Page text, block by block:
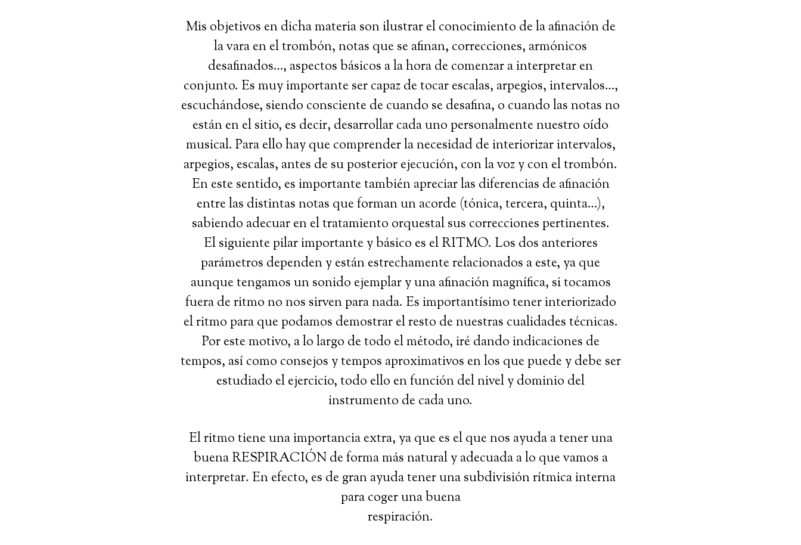
Mis objetivos en dicha materia son ilustrar el conocimiento de la afinación de
la vara en el trombón, notas que se afinan, correcciones, armónicos
desafinados…, aspectos básicos a la hora de comenzar a interpretar en
conjunto. Es muy importante ser capaz de tocar escalas, arpegios, intervalos…,
escuchándose, siendo consciente de cuando se desafina, o cuando las notas no
están en el sitio, es decir, desarrollar cada uno personalmente nuestro oído
musical. Para ello hay que comprender la necesidad de interiorizar intervalos,
arpegios, escalas, antes de su posterior ejecución, con la voz y con el trombón.
En este sentido, es importante también apreciar las diferencias de afinación
entre las distintas notas que forman un acorde (tónica, tercera, quinta…),
sabiendo adecuar en el tratamiento orquestal sus correcciones pertinentes.
El siguiente pilar importante y básico es el RITMO. Los dos anteriores
parámetros dependen y están estrechamente relacionados a este, ya que
aunque tengamos un sonido ejemplar y una afinación magnífica, si tocamos
fuera de ritmo no nos sirven para nada. Es importantísimo tener interiorizado
el ritmo para que podamos demostrar el resto de nuestras cualidades técnicas.
Por este motivo, a lo largo de todo el método, iré dando indicaciones de
tempos, así como consejos y tempos aproximativos en los que puede y debe ser
estudiado el ejercicio, todo ello en función del nivel y dominio del
instrumento de cada uno.
El ritmo tiene una importancia extra, ya que es el que nos ayuda a tener una
buena RESPIRACIÓN de forma más natural y adecuada a lo que vamos a
interpretar. En efecto, es de gran ayuda tener una subdivisión rítmica interna
para coger una buena
respiración.